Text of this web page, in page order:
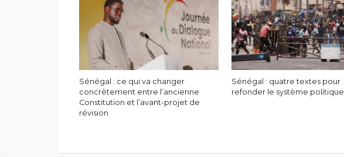
Sénégal : ce qui va changer
concrètement entre l’ancienne
Constitution et l’avant-projet de
révision
Sénégal : quatre textes pour
refonder le système politique